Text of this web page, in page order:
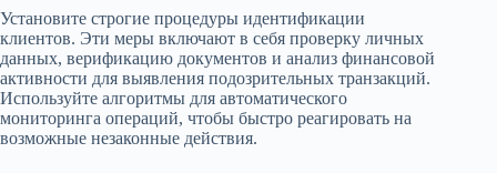
Установите строгие процедуры идентификации
клиентов. Эти меры включают в себя проверку личных
данных, верификацию документов и анализ финансовой
активности для выявления подозрительных транзакций.
Используйте алгоритмы для автоматического
мониторинга операций, чтобы быстро реагировать на
возможные незаконные действия.